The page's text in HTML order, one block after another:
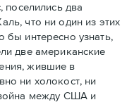
поселились два
что ни один из этих
бы интересно узнать,
две американские
жившие в
ни холокост, ни
война между США и